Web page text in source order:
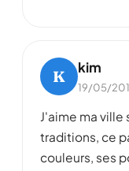
K kim
19/05/
J'aime ma ville
traditions, ce
couleurs, ses